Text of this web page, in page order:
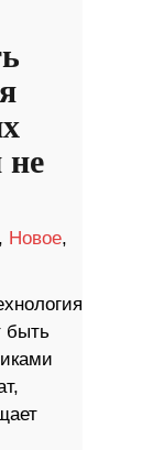
не
Новое,
быть